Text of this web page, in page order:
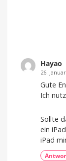
Hayao
26.
Gute
Ich
Sollte
ein
iPad